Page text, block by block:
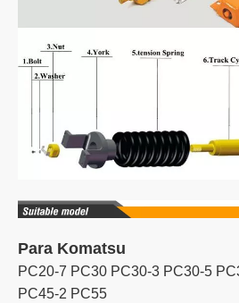
Para Komatsu
PC20-7 PC30 PC30-3 PC30-5
PC45-2 PC55